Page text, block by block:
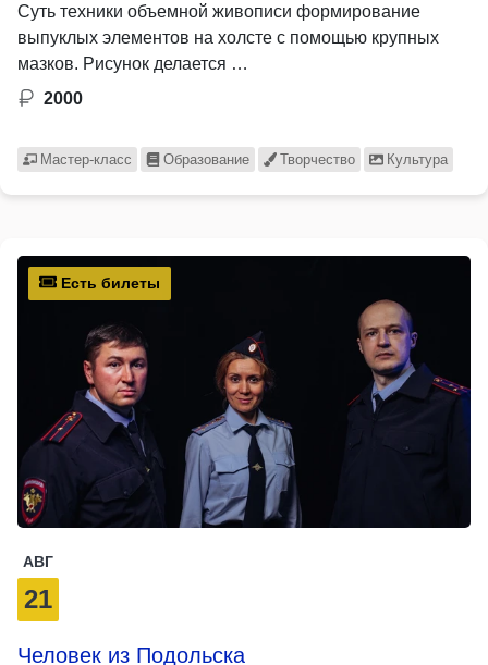
Суть техники объемной живописи формирование
выпуклых элементов на холсте с помощью крупных
мазков. Рисунок делается …
2000
Мастер-класс Образование Творчество Культура
Есть билеты
АВГ
21
Человек из Подольска